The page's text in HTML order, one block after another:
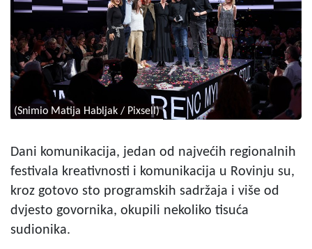
(Snimio Matija Habljak / Pixsell)
Dani komunikacija, jedan od najvećih regionalnih
festivala kreativnosti i komunikacija u Rovinju su,
kroz gotovo sto programskih sadržaja i više od
dvjesto govornika, okupili nekoliko tisuća
sudionika.